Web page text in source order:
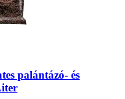
palántázó-​ és